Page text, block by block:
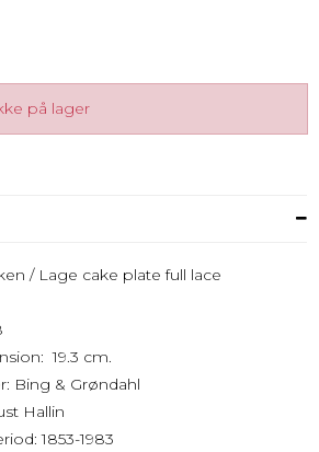
på lager
/ Lage cake plate full lace
19.3 cm.
Bing & Grøndahl
Hallin
1853-1983